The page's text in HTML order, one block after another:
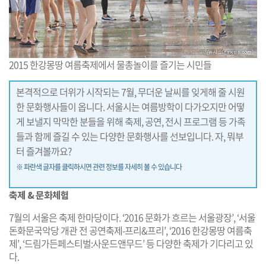
2015 한강몽땅 여름축제에서 물총놀이를 즐기는 시민들
본격적으로 더위가 시작되는 7월, 무더운 날씨를 잊게해 줄 시원
한 문화행사들이 옵니다. 서울시는 여름방학이 다가오지만 어떻
게 보낼지 막막한 분들을 위해 축제, 공연, 전시 프로그램 등 가족
들과 함께 즐길 수 있는 다양한 문화행사를 선보입니다. 자, 뭐부
터 즐겨볼까요?
※ 파란색 글자를 클릭하시면 관련 정보를 자세히 볼 수 있습니다
축제 & 문화체험
7월의 서울은 축제 한마당이다. ‘2016 문화가 흐르는 서울광장’, ‘서울
돈화문국악당 개관 전 공연축제-프리&프리’, ‘2016 한강몽땅 여름축
제’, ‘드림가든페스티벌:사운드앤무드’ 등 다양한 축제가 기다리고 있
다.